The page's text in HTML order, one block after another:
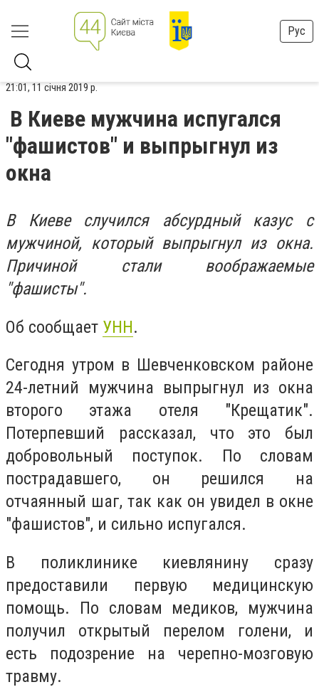
Рус
21:01, 11 січня 2019 р.
В Киеве мужчина испугался
"фашистов" и выпрыгнул из
окна
В Киеве случился абсурдный казус с
мужчиной, который выпрыгнул из окна.
Причиной стали воображаемые
"фашисты".
Об сообщает УНН.
Сегодня утром в Шевченковском районе
24-летний мужчина выпрыгнул из окна
второго этажа отеля "Крещатик".
Потерпевший рассказал, что это был
добровольный поступок. По словам
пострадавшего, он решился на
отчаянный шаг, так как он увидел в окне
"фашистов", и сильно испугался.
В поликлинике киевлянину сразу
предоставили первую медицинскую
помощь. По словам медиков, мужчина
получил открытый перелом голени, и
есть подозрение на черепно-мозговую
травму.